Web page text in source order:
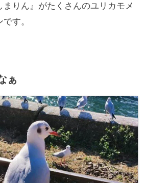
まりん』がたくさんのユリカモメ
す。
ぁ